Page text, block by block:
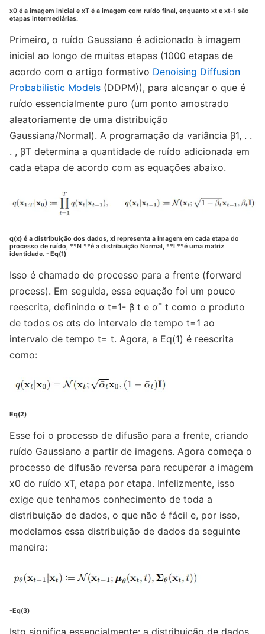
x0 é a imagem inicial e xT é a imagem com ruído final, enquanto xt e xt-1 são
etapas intermediárias.
Primeiro, o ruído Gaussiano é adicionado à imagem
inicial ao longo de muitas etapas (1000 etapas de
acordo com o artigo formativo Denoising Diffusion
Probabilistic Models (DDPM)), para alcançar o que é
ruído essencialmente puro (um ponto amostrado
aleatoriamente de uma distribuição
Gaussiana/Normal). A programação da variância β1, . .
. , βT determina a quantidade de ruído adicionada em
cada etapa de acordo com as equações abaixo.
q(x) é a distribuição dos dados, xi representa a imagem em cada etapa do
processo de ruído, **N **é a distribuição Normal, **I **é uma matriz
identidade. - Eq(1)
Isso é chamado de processo para a frente (forward
process). Em seguida, essa equação foi um pouco
reescrita, definindo α t=1- β t e α¯ t como o produto
de todos os αts do intervalo de tempo t=1 ao
intervalo de tempo t= t. Agora, a Eq(1) é reescrita
como:
Eq(2)
Esse foi o processo de difusão para a frente, criando
ruído Gaussiano a partir de imagens. Agora começa o
processo de difusão reversa para recuperar a imagem
x0 do ruído xT, etapa por etapa. Infelizmente, isso
exige que tenhamos conhecimento de toda a
distribuição de dados, o que não é fácil e, por isso,
modelamos essa distribuição de dados da seguinte
maneira:
-Eq(3)